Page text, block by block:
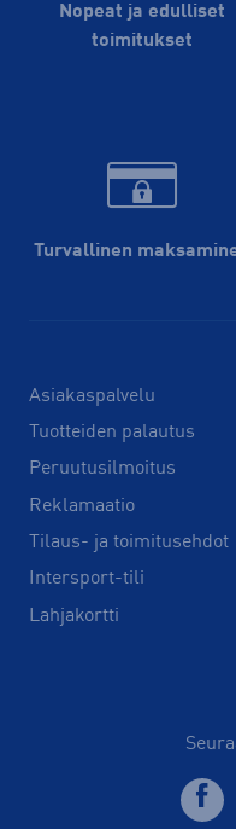
Nopeat ja edulliset
toimitukset
Turvallinen
Asiakaspalvelu
Tuotteiden palautus
Peruutusilmoitus
Reklamaatio
Tilaus- ja toimitusehdot
Intersport-tili
Lahjakortti